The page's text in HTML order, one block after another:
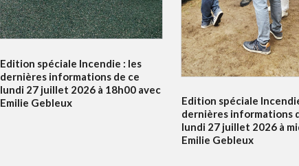
Edition spéciale Incendie : les
dernières informations de ce
lundi 27 juillet 2026 à 18h00 avec
Emilie Gebleux
Edition spéciale
dernières informations
lundi 27 juillet 2026 à
Emilie Gebleux